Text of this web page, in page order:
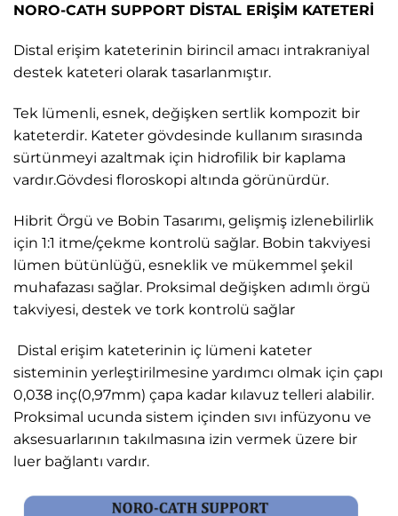
NORO-CATH SUPPORT DİSTAL ERİŞİM KATETERİ
Distal erişim kateterinin birincil amacı intrakraniyal
destek kateteri olarak tasarlanmıştır.
Tek lümenli, esnek, değişken sertlik kompozit bir
kateterdir. Kateter gövdesinde kullanım sırasında
sürtünmeyi azaltmak için hidrofilik bir kaplama
vardır.Gövdesi floroskopi altında görünürdür.
Hibrit Örgü ve Bobin Tasarımı, gelişmiş izlenebilirlik
için 1:1 itme/çekme kontrolü sağlar. Bobin takviyesi
lümen bütünlüğü, esneklik ve mükemmel şekil
muhafazası sağlar. Proksimal değişken adımlı örgü
takviyesi, destek ve tork kontrolü sağlar
Distal erişim kateterinin iç lümeni kateter
sisteminin yerleştirilmesine yardımcı olmak için çapı
0,038 inç(0,97mm) çapa kadar kılavuz telleri alabilir.
Proksimal ucunda sistem içinden sıvı infüzyonu ve
aksesuarlarının takılmasına izin vermek üzere bir
luer bağlantı vardır.